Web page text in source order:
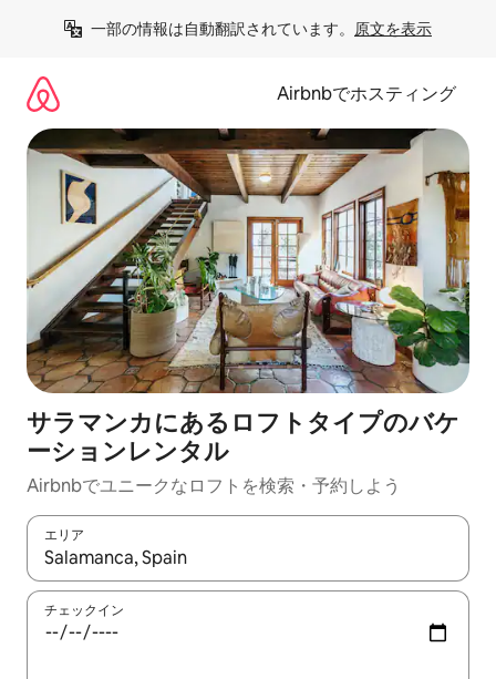
一部の情報は自動翻訳されています。 原文を表示
Airbnbでホスティング
サラマンカにあるロフトタイプのバケ
ーションレンタル
Airbnbでユニークなロフトを検索・予約しよう
エリア
検索結果が表示されたら、上下の矢印キーを使って移動するか
チェックイン